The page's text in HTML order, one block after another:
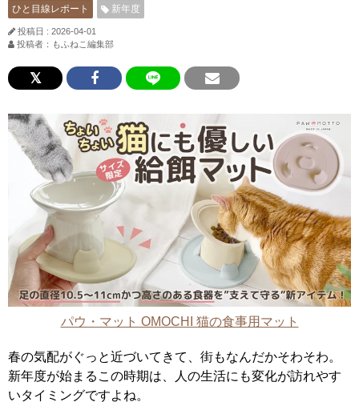
ひと目線レポート 新年度
投稿日 : 2026-04-01
投稿者：もふねこ編集部
パウ・マット OMOCHI 猫の食事用マット
春の気配がぐっと近づいてきて、街もなんだかそわそわ。
新年度が始まるこの時期は、人の生活にも変化が訪れやす
いタイミングですよね。